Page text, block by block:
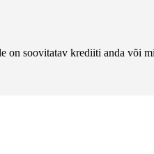
on soovitatav krediiti anda